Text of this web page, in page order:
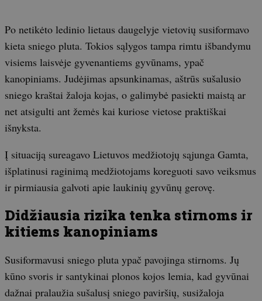
Po netikėto ledinio lietaus daugelyje vietovių susiformavo
kieta sniego pluta. Tokios sąlygos tampa rimtu išbandymu
visiems laisvėje gyvenantiems gyvūnams, ypač
kanopiniams. Judėjimas apsunkinamas, aštrūs sušalusio
sniego kraštai žaloja kojas, o galimybė pasiekti maistą ar
net atsigulti ant žemės kai kuriose vietose praktiškai
išnyksta.
Į situaciją sureagavo Lietuvos medžiotojų sąjunga Gamta,
išplatinusi raginimą medžiotojams koreguoti savo veiksmus
ir pirmiausia galvoti apie laukinių gyvūnų gerovę.
Didžiausia rizika tenka stirnoms ir
kitiems kanopiniams
Susiformavusi sniego pluta ypač pavojinga stirnoms. Jų
kūno svoris ir santykinai plonos kojos lemia, kad gyvūnai
dažnai pralaužia sušalusį sniego paviršių, susižaloja